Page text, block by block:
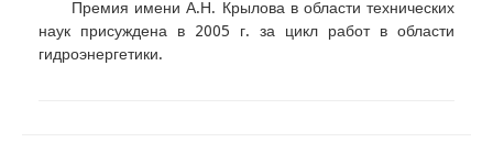
Премия имени А.Н. Крылова в области технических
наук присуждена в 2005 г. за цикл работ в области
гидроэнергетики.